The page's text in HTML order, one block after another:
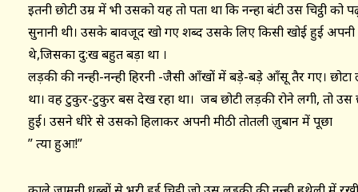
इतनी छोटी उम्र में भी उसको यह तो पता था कि नन्हा बंटी उस चिट्ठी को
सुनानी थी। उसके बावजूद खो गए शब्द उसके लिए किसी खोई हुई
थे,जिसका दु:ख बहुत बड़ा था ।
लड़की की नन्ही-नन्ही हिरनी -जैसी आँखों में बड़े-बड़े आँसू तैर गए।
था। वह टुकुर-टुकुर बस देख रहा था। जब छोटी लड़की रोने लगी, तो
हुई। उसने धीरे से उसको हिलाकर अपनी मीठी तोतली ज़ुबान में पूछा
” त्या हुआ!”